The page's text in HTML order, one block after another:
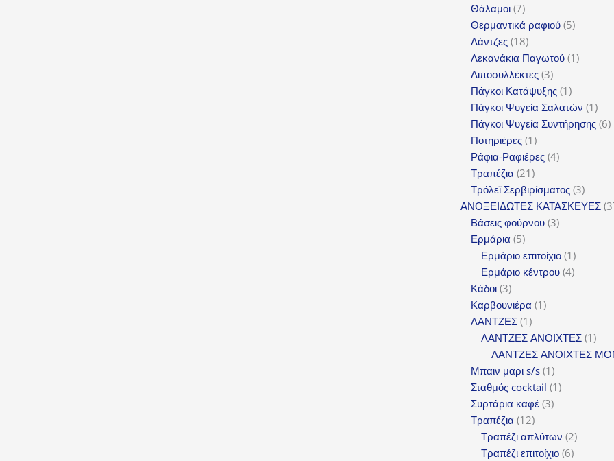
Θάλαμοι 77
προϊόντα
Θερμαντικά ραφιού 55
Λάντζες 1818
προϊόντα
Λεκανάκια Παγωτού 11
Λιποσυλλέκτες 33
προϊόντα
Πάγκοι Κατάψυξης 11
προϊόν
Πάγκοι Ψυγεία Σαλατών 11
Πάγκοι Ψυγεία Συντήρησης 66
Ποτηριέρες 11
προϊόν
Ράφια-Ραφιέρες 44
Τραπέζια 2121
προϊόντα
Τρόλεϊ Σερβιρίσματος 33
ΑΝΟΞΕΙΔΩΤΕΣ ΚΑΤΑΣΚΕΥΕΣ
Βάσεις φούρνου 33
Ερμάρια 55
προϊόντα
Ερμάριο επιτοίχιο 11
προϊόν
Ερμάριο κέντρου 44
Κάδοι 33
προϊόντα
Καρβουνιέρα 11
ΛΑΝΤΖΕΣ 11
προϊόν
ΛΑΝΤΖΕΣ ΑΝΟΙΧΤΕΣ 11
ΛΑΝΤΖΕΣ ΑΝΟΙΧΤΕΣ
Μπαιν μαρι s/s 11
προϊόν
Σταθμός cocktail 11
Συρτάρια καφέ 33
Τραπέζια 1212
προϊόντα
Τραπέζι απλύτων 22
Τραπέζι επιτοίχιο 66